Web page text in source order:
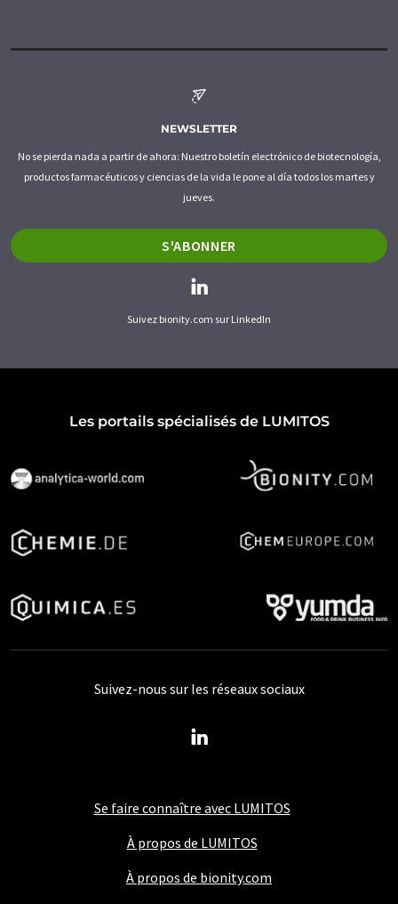
NEWSLETTER
No se pierda nada a partir de ahora: Nuestro boletín electrónico de biotecnología,
productos farmacéuticos y ciencias de la vida le pone al día todos los martes y
jueves.
S'ABONNER
Suivez bionity.com sur LinkedIn
Les portails spécialisés de LUMITOS
Se faire connaître avec LUMITOS
À propos de LUMITOS
À propos de bionity.com
Suivez-nous sur les réseaux sociaux